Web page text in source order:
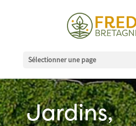
Sélectionner une page
Jardins,